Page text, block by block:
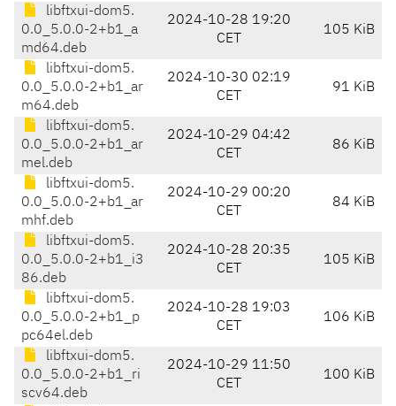
libftxui-dom5.
0.0_5.0.0-2+b1_a
md64.deb
2024-10-28 19:20
CET
105 KiB
libftxui-dom5.
0.0_5.0.0-2+b1_ar
m64.deb
2024-10-30 02:19
CET
91 KiB
libftxui-dom5.
0.0_5.0.0-2+b1_ar
mel.deb
2024-10-29 04:42
CET
86 KiB
libftxui-dom5.
0.0_5.0.0-2+b1_ar
mhf.deb
2024-10-29 00:20
CET
84 KiB
libftxui-dom5.
0.0_5.0.0-2+b1_i3
86.deb
2024-10-28 20:35
CET
105 KiB
libftxui-dom5.
0.0_5.0.0-2+b1_p
pc64el.deb
2024-10-28 19:03
CET
106 KiB
libftxui-dom5.
0.0_5.0.0-2+b1_ri
scv64.deb
2024-10-29 11:50
CET
100 KiB